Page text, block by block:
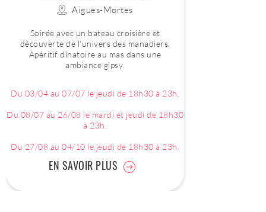
Aigues-Mortes
Soirée avec un bateau croisière et
découverte de l'univers des manadiers.
Apéritif dînatoire au mas dans une
ambiance gipsy.
Du 03/04 au 07/07 le jeudi de 18h30 à 23h.
Du 08/07 au 26/08 le mardi et jeudi de 18h30
à 23h.
Du 27/08 au 04/10 le jeudi de 18h30 à 23h.
EN SAVOIR PLUS